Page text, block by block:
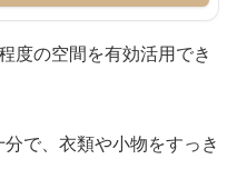
度の空間を有効活用でき
で、衣類や小物をすっき